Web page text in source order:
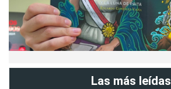
Las más leídas